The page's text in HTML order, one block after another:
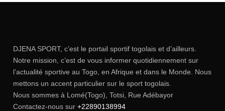
DJENA SPORT, c’est le portail sportif togolais et d’ailleurs.
Notre mission, c’est de vous informer quotidiennement sur
l’actualité sportive au Togo, en Afrique et dans le Monde. Nous
mettons un accent particulier sur le sport togolais.
Nous sommes à Lomé(Togo), Totsi, Rue Adébayor
Contactez-nous sur +22890138994